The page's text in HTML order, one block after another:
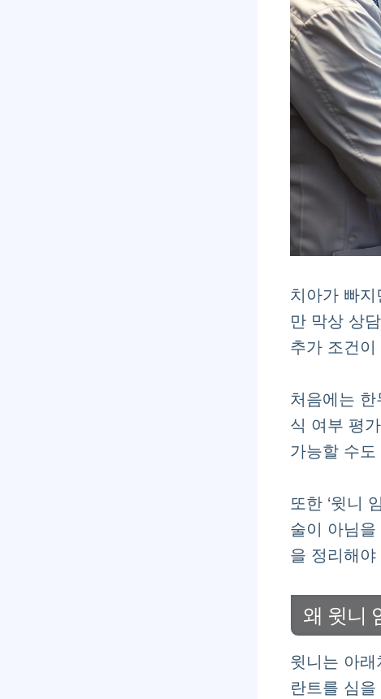
치아가 빠지
만 막상 상
추가 조건이
처음에는 한
식 여부 평
가능할 수도
또한 ‘윗니
술이 아님을
을 정리해야
왜 윗니
윗니는 아
란트를 심